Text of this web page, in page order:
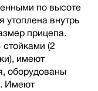
по высоте
утоплена внутрь
прицепа.
(2
имеют
оборудованы
Имеют